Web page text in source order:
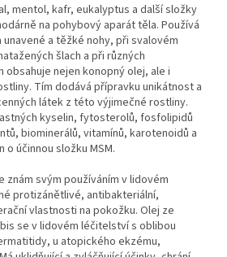
mentol, kafr, eukalyptus a další složky
na pohybový aparát těla. Používá
a těžké nohy, při svalovém
šlach a při různých
obsahuje nejen konopný olej, ale i
Tím dodává přípravku unikátnost a
látek z této výjimečné rostliny.
kyselin, fytosterolů, fosfolipidů
biominerálů, vitamínů, karotenoidů a
účinnou složku MSM.
znám svým používáním v lidovém
protizánětlivé, antibakteriální,
vlastnosti na pokožku. Olej ze
se v lidovém léčitelství s oblibou
u atopického ekzému,